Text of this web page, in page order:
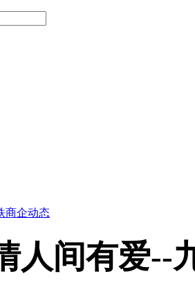
商企动态
人间有爱--